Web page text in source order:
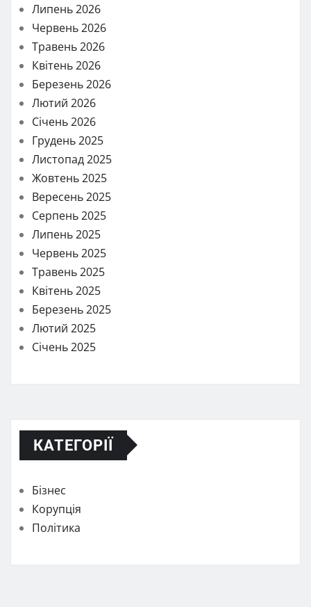
Липень 2026
Червень 2026
Травень 2026
Квітень 2026
Березень 2026
Лютий 2026
Січень 2026
Грудень 2025
Листопад 2025
Жовтень 2025
Вересень 2025
Серпень 2025
Липень 2025
Червень 2025
Травень 2025
Квітень 2025
Березень 2025
Лютий 2025
Січень 2025
КАТЕГОРІЇ
Бізнес
Корупція
Політика